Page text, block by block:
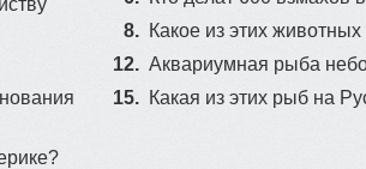
8. Какое из этих
12. Аквариумная рыба
15. Какая из этих рыб на